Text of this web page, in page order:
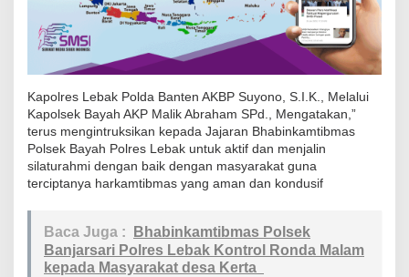
e
k
S
a
m
a
g
D
e
Kapolres Lebak Polda Banten AKBP Suyono, S.I.K., Melalui
Kapolsek Bayah AKP Malik Abraham SPd., Mengatakan,”
terus mengintruksikan kepada Jajaran Bhabinkamtibmas
Polsek Bayah Polres Lebak untuk aktif dan menjalin
silaturahmi dengan baik dengan masyarakat guna
terciptanya harkamtibmas yang aman dan kondusif
Baca Juga :
Bhabinkamtibmas Polsek
Banjarsari Polres Lebak Kontrol Ronda Malam
kepada Masyarakat desa Kerta